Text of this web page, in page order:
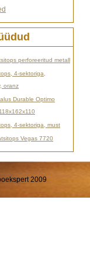
perforeeritud metall
4-sektoriga,
oranz
Durable Optimo
4-sektoriga, must
Vegas 7720
2009